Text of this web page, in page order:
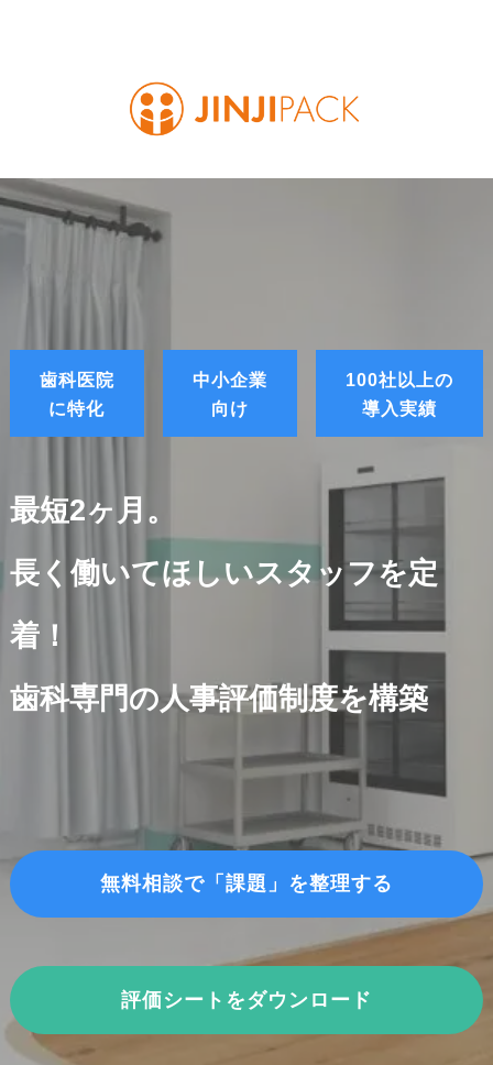
歯科医院
に特化
中小企業
向け
100社以上の
導入実績
最短2ヶ月。
長く働いてほしいスタッフを定
着！
歯科専門の人事評価制度を構築
無料相談で「課題」を整理する
評価シートをダウンロード